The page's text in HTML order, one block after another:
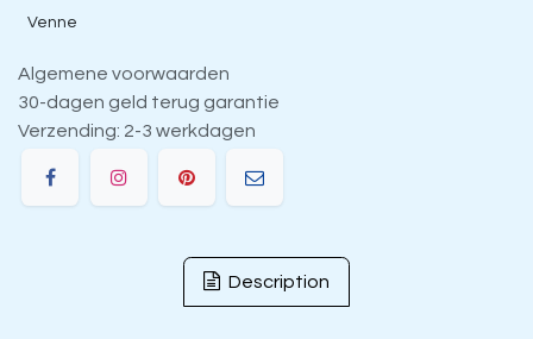
Venne
Algemene voorwaarden
30-dagen geld terug garantie
Verzending: 2-3 werkdagen
Description